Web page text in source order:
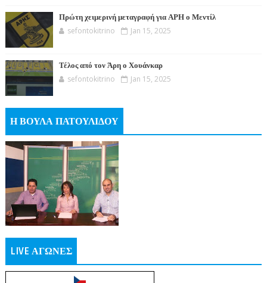
Πρώτη χειμερινή μεταγραφή για ΑΡΗ ο Μεντίλ
sefontokitrino Jan 15, 2025
Τέλος από τον Άρη ο Χουάνκαρ
sefontokitrino Jan 15, 2025
Η ΒΟΥΛΑ ΠΑΤΟΥΛΙΔΟΥ
LIVE ΑΓΩΝΕΣ